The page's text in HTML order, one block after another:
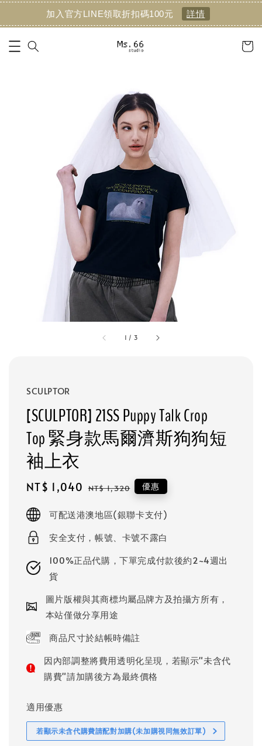
加入官方LINE領取折扣碼100元 詳情
1 / 3
SCULPTOR
[SCULPTOR] 21SS Puppy Talk Crop
Top 緊身款馬爾濟斯狗狗短
袖上衣
Sale
NT$ 1,040 Regular
NT$ 1,320 優惠
可配送港澳地區(銀聯卡支付)
安全支付，帳號、卡號不露白
100%正品代購，下單完成付款後約2~4週出
貨
圖片版權與其商標均屬品牌方及拍攝方所有，
本站僅做分享用途
商品尺寸於結帳時備註
因內部調整將費用透明化呈現，若顯示"未含代
購費"請加購後方為最終價格
適用優惠
若顯示未含代購費請配對加購(未加購視同無效訂單)